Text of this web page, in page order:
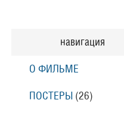
навигация
О ФИЛЬМЕ
ПОСТЕРЫ (26)